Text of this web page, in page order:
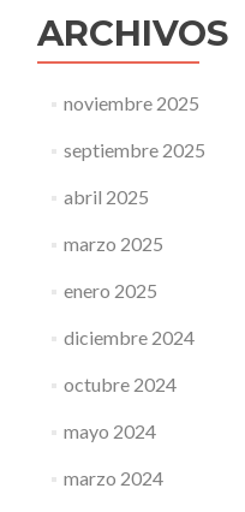
ARCHIVOS
noviembre 2025
septiembre 2025
abril 2025
marzo 2025
enero 2025
diciembre 2024
octubre 2024
mayo 2024
marzo 2024